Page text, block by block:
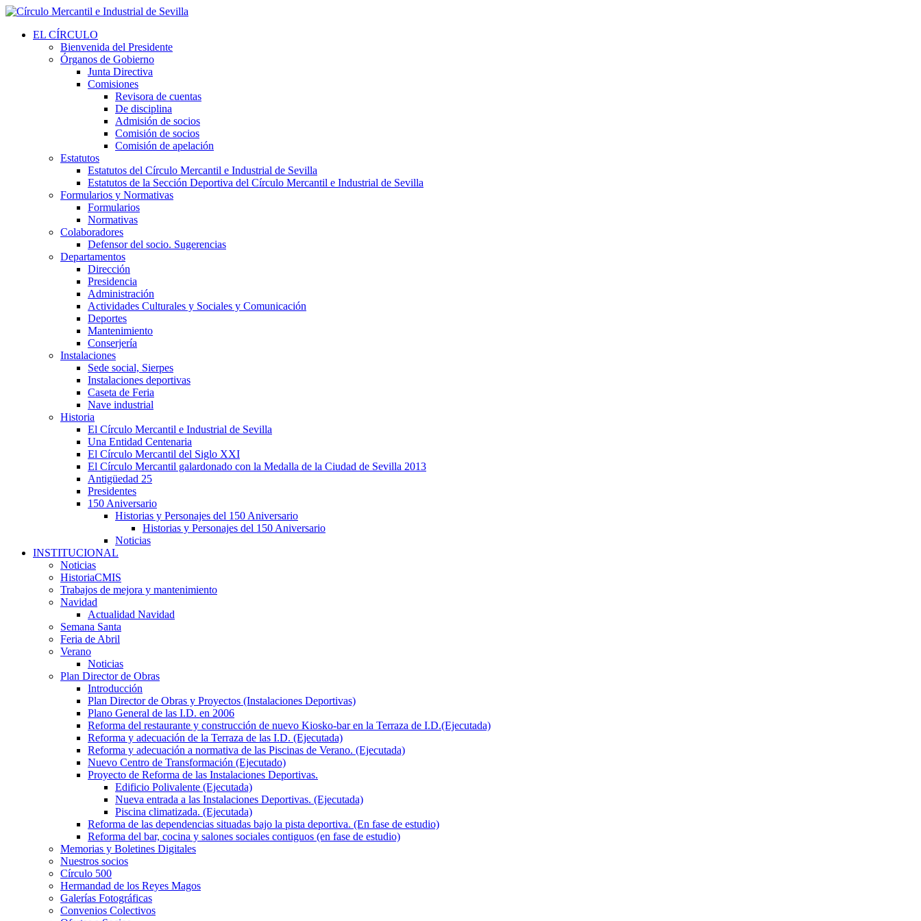
EL CÍRCULO
Bienvenida del Presidente
Órganos de Gobierno
Junta Directiva
Comisiones
Revisora de cuentas
De disciplina
Admisión de socios
Comisión de socios
Comisión de apelación
Estatutos
Estatutos del Círculo Mercantil e Industrial de Sevilla
Estatutos de la Sección Deportiva del Círculo Mercantil e Industrial de Sevilla
Formularios y Normativas
Formularios
Normativas
Colaboradores
Defensor del socio. Sugerencias
Departamentos
Dirección
Presidencia
Administración
Actividades Culturales y Sociales y Comunicación
Deportes
Mantenimiento
Conserjería
Instalaciones
Sede social, Sierpes
Instalaciones deportivas
Caseta de Feria
Nave industrial
Historia
El Círculo Mercantil e Industrial de Sevilla
Una Entidad Centenaria
El Círculo Mercantil del Siglo XXI
El Círculo Mercantil galardonado con la Medalla de la Ciudad de Sevilla 2013
Antigüedad 25
Presidentes
150 Aniversario
Historias y Personajes del 150 Aniversario
Historias y Personajes del 150 Aniversario
Noticias
INSTITUCIONAL
Noticias
HistoriaCMIS
Trabajos de mejora y mantenimiento
Navidad
Actualidad Navidad
Semana Santa
Feria de Abril
Verano
Noticias
Plan Director de Obras
Introducción
Plan Director de Obras y Proyectos (Instalaciones Deportivas)
Plano General de las I.D. en 2006
Reforma del restaurante y construcción de nuevo Kiosko-bar en la Terraza de I.D.(Ejecutada)
Reforma y adecuación de la Terraza de las I.D. (Ejecutada)
Reforma y adecuación a normativa de las Piscinas de Verano. (Ejecutada)
Nuevo Centro de Transformación (Ejecutado)
Proyecto de Reforma de las Instalaciones Deportivas.
Edificio Polivalente (Ejecutada)
Nueva entrada a las Instalaciones Deportivas. (Ejecutada)
Piscina climatizada. (Ejecutada)
Reforma de las dependencias situadas bajo la pista deportiva. (En fase de estudio)
Reforma del bar, cocina y salones sociales contiguos (en fase de estudio)
Memorias y Boletines Digitales
Nuestros socios
Círculo 500
Hermandad de los Reyes Magos
Galerías Fotográficas
Convenios Colectivos